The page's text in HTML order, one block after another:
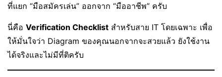
ที่แยก “มือสมัครเล่น” ออกจาก “มืออาชีพ” ครับ
นี่คือ Verification Checklist สำหรับสาย IT โดยเฉพาะ เพื่อ
ให้มั่นใจว่า Diagram ของคุณนอกจากจะสวยแล้ว ยังใช้งาน
ได้จริงและไม่มีที่ติครับ